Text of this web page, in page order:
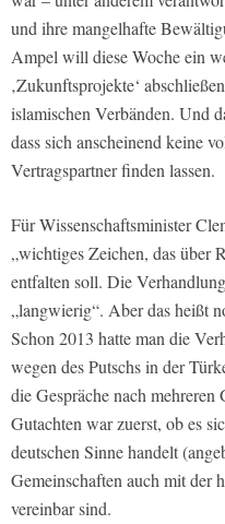
und ihre mangelhafte
Ampel will diese Woche ein
‚Zukunftsprojekte‘
islamischen Verbänden. Und
dass sich anscheinend keine
Vertragspartner finden lassen.
Für Wissenschaftsminister
„wichtiges Zeichen, das über
entfalten soll. Die
„langwierig“. Aber das heißt
Schon 2013 hatte man die
wegen des Putschs in der
die Gespräche nach
Gutachten war zuerst, ob es
deutschen Sinne handelt
Gemeinschaften auch mit der
vereinbar sind.